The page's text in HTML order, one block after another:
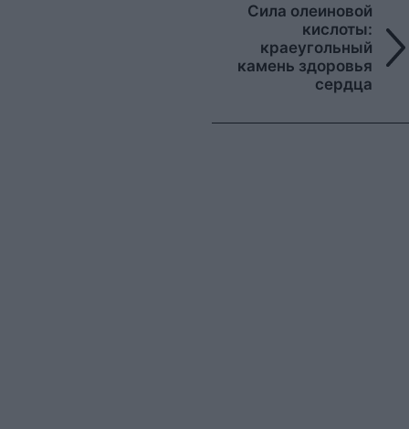
Сила олеиновой
кислоты:
краеугольный
камень здоровья
сердца